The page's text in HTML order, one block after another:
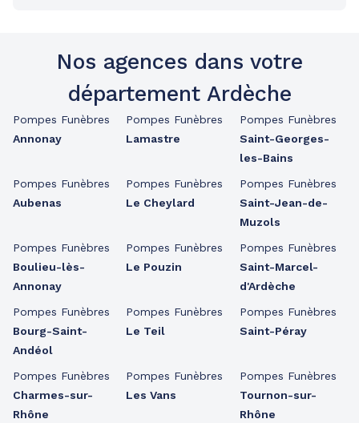
Nos agences dans votre
département Ardèche
Pompes Funèbres
Annonay
Pompes Funèbres
Aubenas
Pompes Funèbres
Boulieu-lès-
Annonay
Pompes Funèbres
Bourg-Saint-
Andéol
Pompes Funèbres
Charmes-sur-
Rhône
Pompes Funèbres
Lamastre
Pompes Funèbres
Le Cheylard
Pompes Funèbres
Le Pouzin
Pompes Funèbres
Le Teil
Pompes Funèbres
Les Vans
Pompes Funèbres
Saint-Georges-
les-Bains
Pompes Funèbres
Saint-Jean-de-
Muzols
Pompes Funèbres
Saint-Marcel-
d'Ardèche
Pompes Funèbres
Saint-Péray
Pompes Funèbres
Tournon-sur-
Rhône